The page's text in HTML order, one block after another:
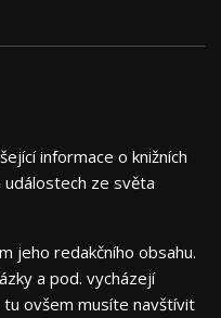
informace o knižních
událostech ze světa
jeho redakčního obsahu.
a pod. vycházejí
ovšem musíte navštívit